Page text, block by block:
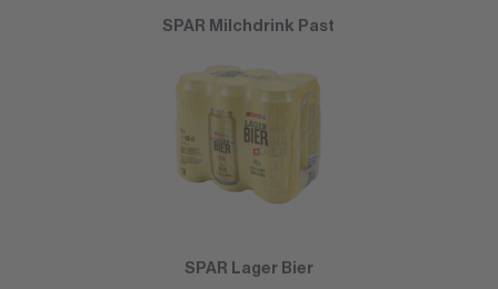
SPAR Milchdrink Past
SPAR Lager Bier